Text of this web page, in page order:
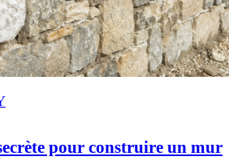
pour construire un mur